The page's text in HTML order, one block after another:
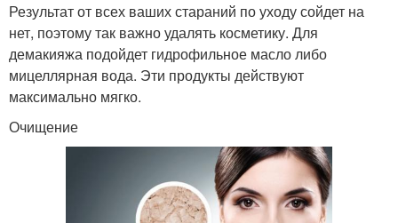
Результат от всех ваших стараний по уходу сойдет на
нет, поэтому так важно удалять косметику. Для
демакияжа подойдет гидрофильное масло либо
мицеллярная вода. Эти продукты действуют
максимально мягко.
Очищение